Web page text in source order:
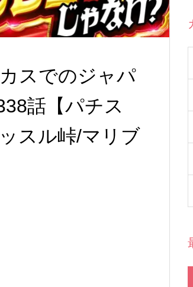
スでのジャパ
話【パチス
スル峠/マリブ